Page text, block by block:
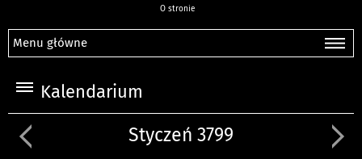
O stronie
Menu główne
Kalendarium
Styczeń 3799